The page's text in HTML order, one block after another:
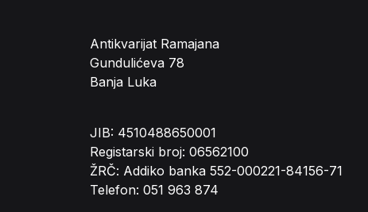
Antikvarijat Ramajana
Gundulićeva 78
Banja Luka
JIB: 4510488650001
Registarski broj: 06562100
ŽRČ: Addiko banka 552-000221-84156-71
Telefon: 051 963 874